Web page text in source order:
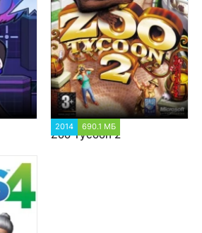
2014 690.1 МБ
Zoo Tycoon 2